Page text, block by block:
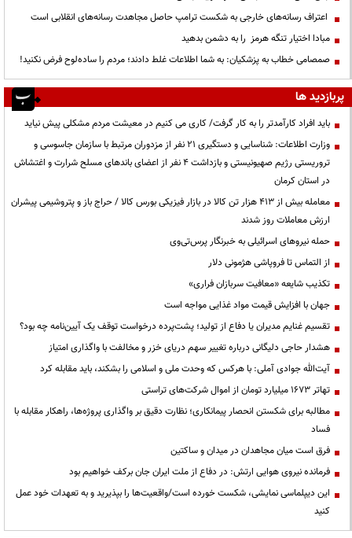
اعتراف رسانه‌های خارجی به شکست ترامپ حاصل مجاهدت رسانه‌های انقلابی است
مبادا اختیار تنگه هرمز را به دشمن بدهید
صمصامی خطاب به پزشکیان: به شما اطلاعات غلط دادند؛ مردم را ساده‌لوح فرض نکنید!
پربازدید ها
باید افراد کارآمدتر را به کار گرفت/ کاری می کنیم در معیشت مردم مشکلی پیش نیاید
وزارت اطلاعات: شناسایی و دستگیری ۲۱ نفر از مزدوران مرتبط با سازمان جاسوسی و
تروریستی رژیم صهیونیستی و بازداشت ۴ نفر از اعضای باندهای مسلح شرارت و اغتشاش
در استان کرمان
معامله بیش از ۴۱۳ هزار تن کالا در بازار فیزیکی بورس کالا / حراج باز و پتروشیمی پیشران
ارزش معاملات روز شدند
حمله نیروهای اسرائیلی به خبرنگار پرس‌تی‌وی
از التماس تا فروپاشی هژمونی دلار
تکذیب شایعه «معافیت سربازان فراری»
جهان با افزایش قیمت مواد غذایی مواجه است
تقسیم غنایم مدیران یا دفاع از تولید؛ پشت‌پرده درخواست توقف یک آیین‌نامه چه بود؟
هشدار حاجی دلیگانی درباره تغییر سهم دریای خزر و مخالفت با واگذاری امتیاز
آیت‌الله جوادی آملی: با هرکس که وحدت ملی و اسلامی را بشکند، باید مقابله کرد
تهاتر ۱۶۷۳ میلیارد تومان از اموال شرکت‌های تراستی
مطالبه برای شکستن انحصار پیمانکاری؛ نظارت دقیق بر واگذاری پروژه‌ها، راهکار مقابله با
فساد
فرق است میان مجاهدان در میدان و ساکتین
فرمانده نیروی هوایی ارتش: در دفاع از ملت ایران جان برکف خواهیم بود
این دیپلماسی نمایشی، شکست خورده است/واقعیت‌ها را بپذیرید و به تعهدات خود عمل
کنید